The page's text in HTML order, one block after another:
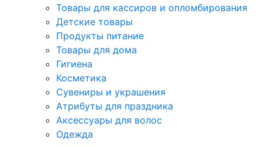
Товары для кассиров и опломбирования
Детские товары
Продукты питание
Товары для дома
Гигиена
Косметика
Сувениры и украшения
Атрибуты для праздника
Аксеcсуары для волос
Одежда